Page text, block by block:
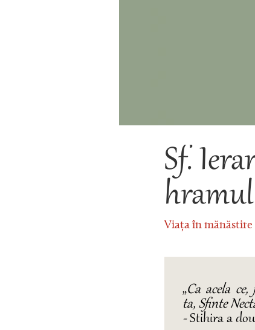
Sf.
Viața în mănăstire
„Ca acela
ta, Sfinte
-Stihira a